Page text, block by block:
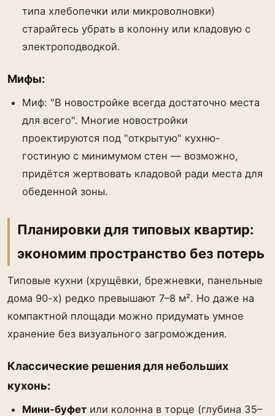
типа хлебопечки или микроволновки)
старайтесь убрать в колонну или кладовую с
электроподводкой.
Мифы:
Миф: "В новостройке всегда достаточно места
для всего". Многие новостройки
проектируются под "открытую" кухню-
гостиную с минимумом стен — возможно,
придётся жертвовать кладовой ради места для
обеденной зоны.
Планировки для типовых квартир:
экономим пространство без потерь
Типовые кухни (хрущёвки, брежневки, панельные
дома 90-х) редко превышают 7–8 м². Но даже на
компактной площади можно придумать умное
хранение без визуального загромождения.
Классические решения для небольших
кухонь:
Мини-буфет или колонна в торце (глубина 35–